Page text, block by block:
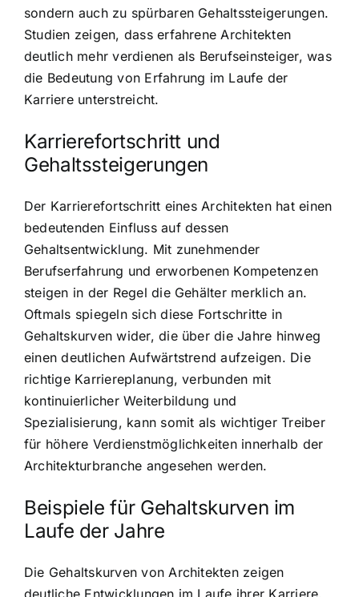
sondern auch zu spürbaren Gehaltssteigerungen.
Studien zeigen, dass erfahrene Architekten
deutlich mehr verdienen als Berufseinsteiger, was
die Bedeutung von Erfahrung im Laufe der
Karriere unterstreicht.
Karrierefortschritt und
Gehaltssteigerungen
Der Karrierefortschritt eines Architekten hat einen
bedeutenden Einfluss auf dessen
Gehaltsentwicklung. Mit zunehmender
Berufserfahrung und erworbenen Kompetenzen
steigen in der Regel die Gehälter merklich an.
Oftmals spiegeln sich diese Fortschritte in
Gehaltskurven wider, die über die Jahre hinweg
einen deutlichen Aufwärtstrend aufzeigen. Die
richtige Karriereplanung, verbunden mit
kontinuierlicher Weiterbildung und
Spezialisierung, kann somit als wichtiger Treiber
für höhere Verdienstmöglichkeiten innerhalb der
Architekturbranche angesehen werden.
Beispiele für Gehaltskurven im
Laufe der Jahre
Die Gehaltskurven von Architekten zeigen